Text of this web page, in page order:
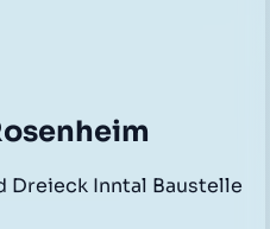
Dreieck Inntal Baustelle